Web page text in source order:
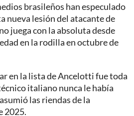
brasileños han especulado
nueva lesión del atacante de
juega con la absoluta desde
en la rodilla en octubre de
en la lista de Ancelotti fue toda
italiano nunca le había
las riendas de la
2025.